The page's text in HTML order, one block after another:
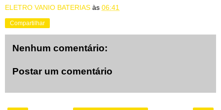
ELETRO VANIO BATERIAS às 06:41
Compartilhar
Nenhum comentário:
Postar um comentário